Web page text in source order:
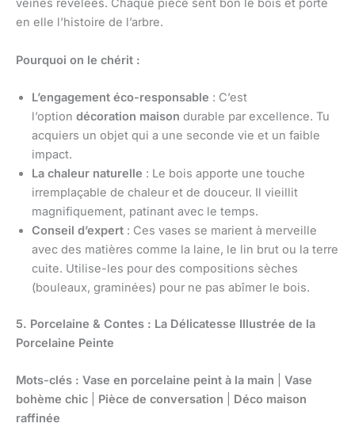
veines révélées. Chaque pièce sent bon le bois et porte
en elle l’histoire de l’arbre.
Pourquoi on le chérit :
L’engagement éco-responsable : C’est
l’option décoration maison durable par excellence. Tu
acquiers un objet qui a une seconde vie et un faible
impact.
La chaleur naturelle : Le bois apporte une touche
irremplaçable de chaleur et de douceur. Il vieillit
magnifiquement, patinant avec le temps.
Conseil d’expert : Ces vases se marient à merveille
avec des matières comme la laine, le lin brut ou la terre
cuite. Utilise-les pour des compositions sèches
(bouleaux, graminées) pour ne pas abîmer le bois.
5. Porcelaine & Contes : La Délicatesse Illustrée de la
Porcelaine Peinte
Mots-clés : Vase en porcelaine peint à la main
Vase
bohème chic
Pièce de conversation
Déco maison
raffinée